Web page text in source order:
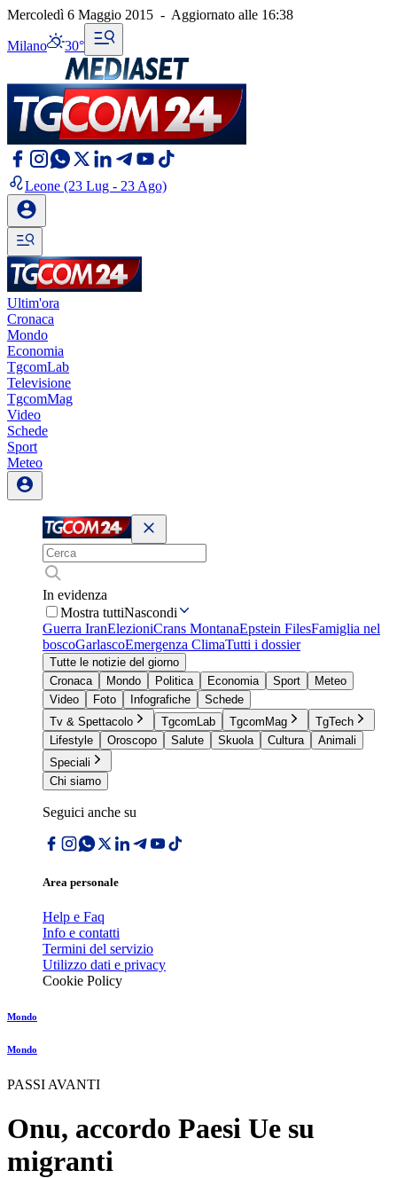
Mercoledì 6 Maggio 2015 - Aggiornato alle 16:38
Milano 30°
Leone (23 Lug - 23 Ago)
Ultim'ora
Cronaca
Mondo
Economia
TgcomLab
Televisione
TgcomMag
Video
Schede
Sport
Meteo
In evidenza
Mostra tuttiNascondi
Guerra IranElezioniCrans MontanaEpstein FilesFamiglia nel
boscoGarlascoEmergenza ClimaTutti i dossier
Tutte le notizie del giorno
Cronaca
Mondo Politica Economia Sport
Meteo
Video
Foto Infografiche
Schede
Tv & Spettacolo
TgcomLab TgcomMag
TgTech
Lifestyle
Oroscopo Salute Skuola Cultura
Animali
Speciali
Chi siamo
Seguici anche su
Area personale
Help e Faq
Info e contatti
Termini del servizio
Utilizzo dati e privacy
Cookie Policy
Mondo
Mondo
PASSI AVANTI
Onu, accordo Paesi Ue su
migranti